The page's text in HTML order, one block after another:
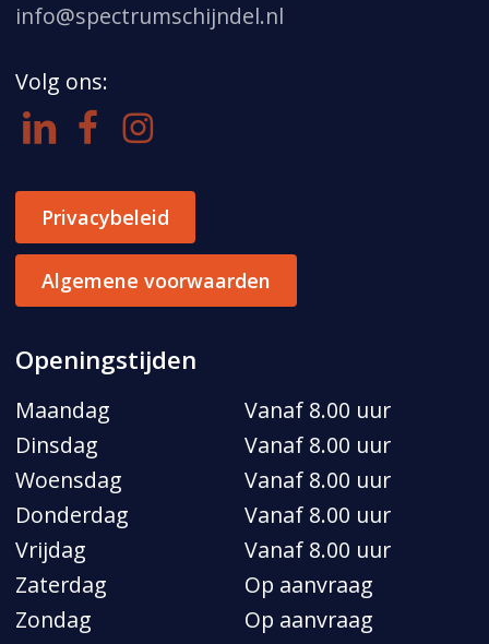
info@spectrumschijndel.nl
Volg ons:
Privacybeleid
Algemene voorwaarden
Openingstijden
Maandag
Vanaf 8.00 uur
Dinsdag
Vanaf 8.00 uur
Woensdag
Vanaf 8.00 uur
Donderdag
Vanaf 8.00 uur
Vrijdag
Vanaf 8.00 uur
Zaterdag
Op aanvraag
Zondag
Op aanvraag